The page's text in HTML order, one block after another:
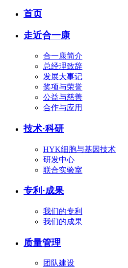
首页
走近合一康
合一康简介
总经理致辞
发展大事记
奖项与荣誉
公益与慈善
合作与应用
技术·科研
HYK细胞与基因技术
研发中心
联合实验室
专利 ·成果
我们的专利
我们的成果
质量管理
团队建设